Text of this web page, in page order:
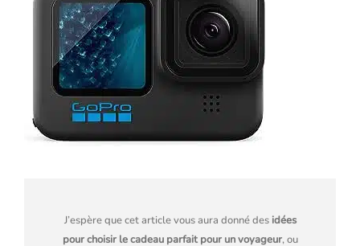
J’espère que cet article vous aura donné desidées
pour choisir le cadeau parfait pour un voyageur, ou